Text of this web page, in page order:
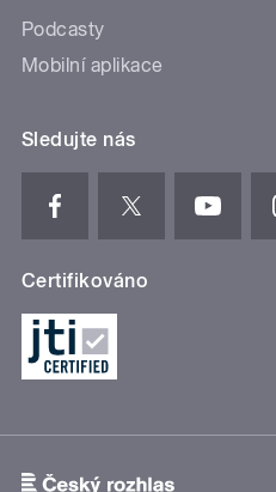
Podcasty
Mobilní aplikace
Sledujte nás
Certifikováno